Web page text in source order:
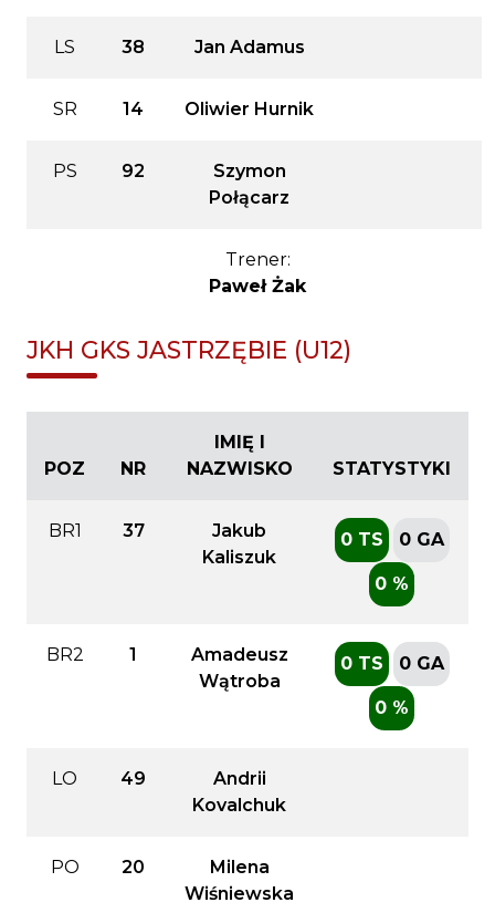
LS 38 Jan Adamus
SR 14 Oliwier Hurnik
PS 92
Szymon
Połącarz
Trener:
Paweł Żak
JKH GKS JASTRZĘBIE (U12)
POZ NR
IMIĘ I
NAZWISKO
STATYSTYKI
BR1 37
Jakub
Kaliszuk
0 TS 0 GA
0 %
BR2 1
Amadeusz
Wątroba
0 TS 0 GA
0 %
LO 49
Andrii
Kovalchuk
PO 20
Milena
Wiśniewska